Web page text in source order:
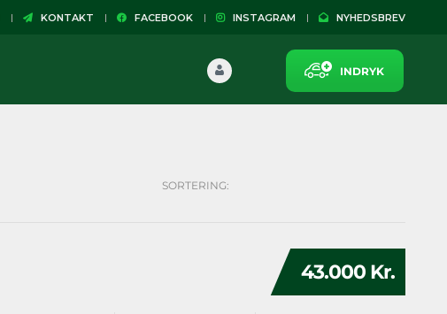
KONTAKT FACEBOOK INSTAGRAM NYHEDSBREV
INDRYK
SORTERING:
43.000 Kr.